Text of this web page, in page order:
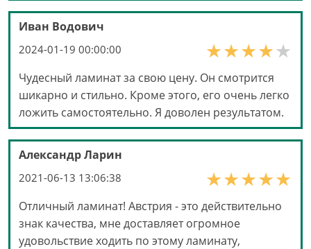
Иван Водович
2024-01-19 00:00:00
Чудесный ламинат за свою цену. Он смотрится
шикарно и стильно. Кроме этого, его очень легко
ложить самостоятельно. Я доволен результатом.
Александр Ларин
2021-06-13 13:06:38
Отличный ламинат! Австрия - это действительно
знак качества, мне доставляет огромное
удовольствие ходить по этому ламинату,